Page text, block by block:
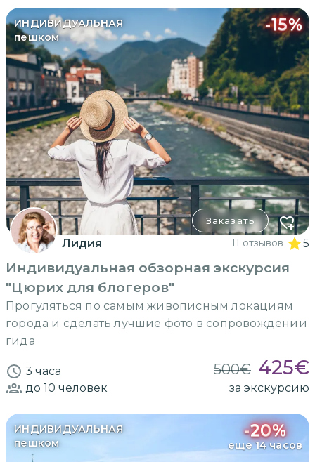
ИНДИВИДУАЛЬНАЯ
пешком
-15%
Заказать
Лидия 11 отзывов 5
Индивидуальная обзорная экскурсия
"Цюрих для блогеров"
Прогуляться по самым живописным локациям
города и сделать лучшие фото в сопровождении
гида
3 часа 500€ 425€
до 10 человек за экскурсию
ИНДИВИДУАЛЬНАЯ
пешком
-20%
еще 14 часов